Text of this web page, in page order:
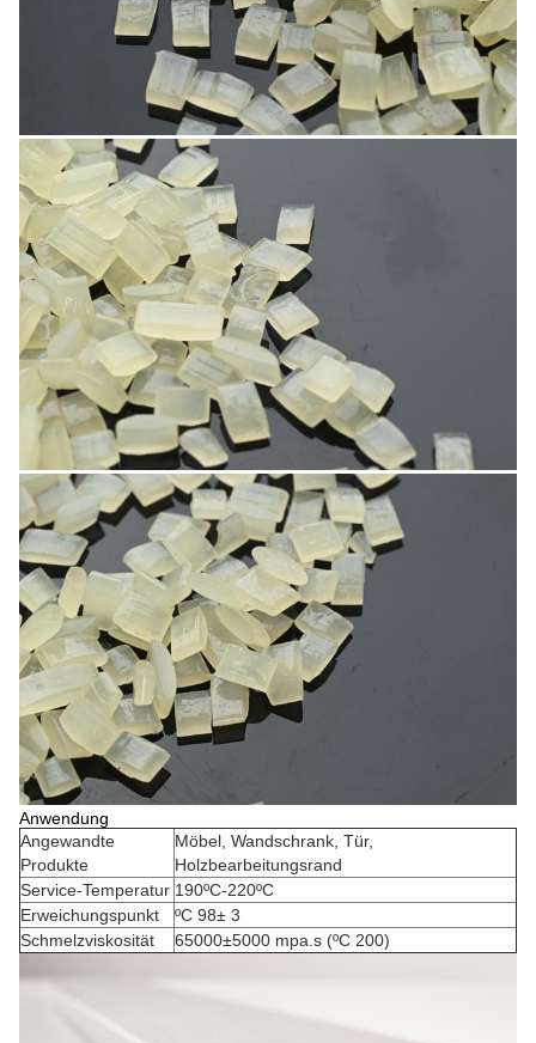
Anwendung
Angewandte
Produkte
Möbel, Wandschrank, Tür,
Holzbearbeitungsrand
Service-Temperatur 190ºC-220ºC
Erweichungspunkt
ºC 98± 3
Schmelzviskosität
65000±5000 mpa.s (ºC 200)